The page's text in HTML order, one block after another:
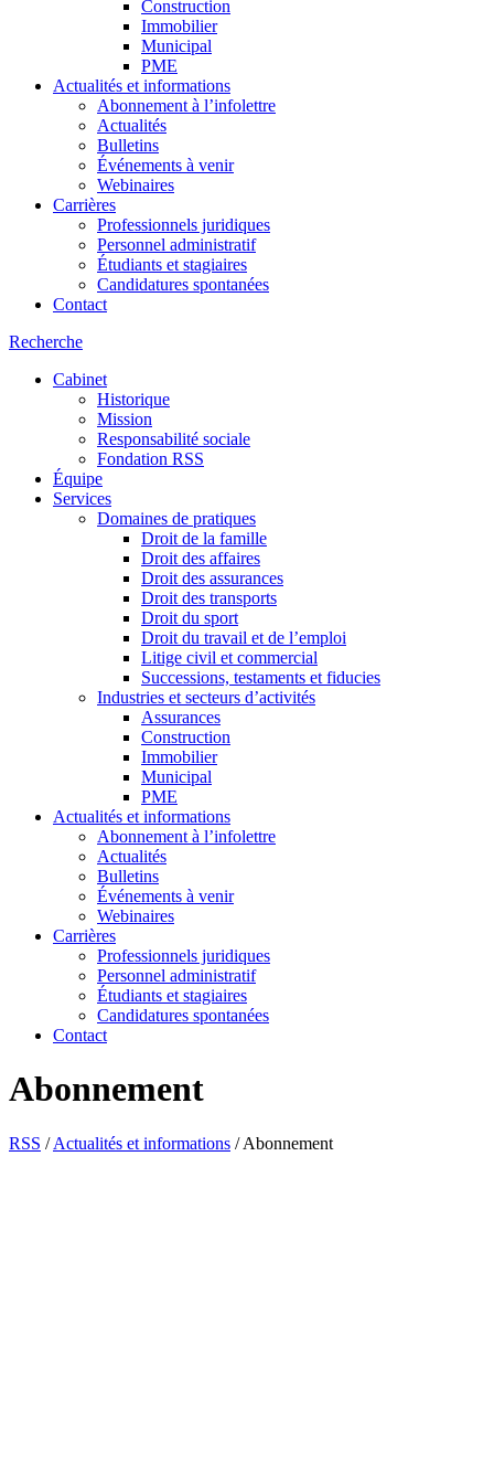
Construction
Immobilier
Municipal
PME
Actualités et informations
Abonnement à l’infolettre
Actualités
Bulletins
Événements à venir
Webinaires
Carrières
Professionnels juridiques
Personnel administratif
Étudiants et stagiaires
Candidatures spontanées
Contact
Recherche
Cabinet
Historique
Mission
Responsabilité sociale
Fondation RSS
Équipe
Services
Domaines de pratiques
Droit de la famille
Droit des affaires
Droit des assurances
Droit des transports
Droit du sport
Droit du travail et de l’emploi
Litige civil et commercial
Successions, testaments et fiducies
Industries et secteurs d’activités
Assurances
Construction
Immobilier
Municipal
PME
Actualités et informations
Abonnement à l’infolettre
Actualités
Bulletins
Événements à venir
Webinaires
Carrières
Professionnels juridiques
Personnel administratif
Étudiants et stagiaires
Candidatures spontanées
Contact
Abonnement
RSS /Actualités et informations /Abonnement